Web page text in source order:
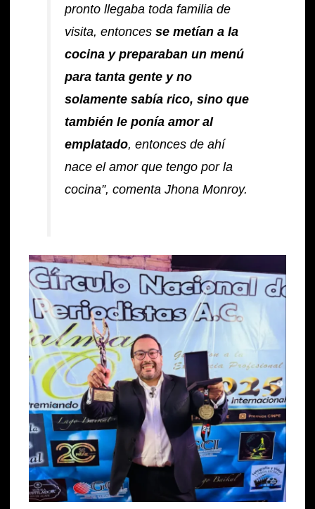
pronto llegaba toda familia de
visita, entoncesse metían a la
cocina y preparaban un menú
para tanta gente y no
solamente sabía rico, sino que
también le ponía amor al
emplatado, entonces de ahí
nace el amor que tengo por la
cocina”, comenta Jhona Monroy.